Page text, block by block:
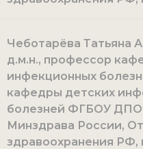
Чеботарёва Татьяна
д.м.н., профессор
инфекционных
кафедры детских
болезней ФГБОУ
Минздрава России,
здравоохранения РФ,